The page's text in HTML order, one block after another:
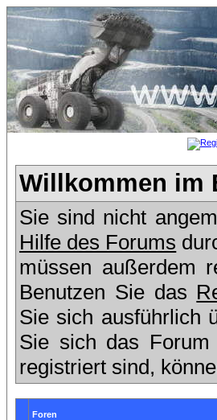
Willkommen im
Sie sind nicht
Hilfe des Forums
müssen außerdem
Benutzen Sie das
Sie sich ausführlich
Sie sich das
registriert sind,
Foren